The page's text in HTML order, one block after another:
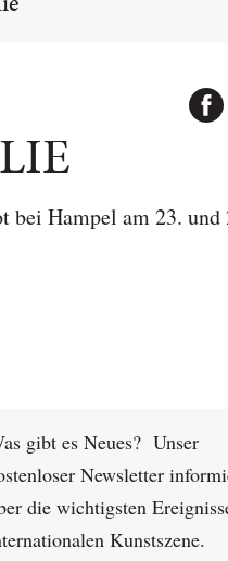
bei Hampel am 23. und
gibt es Neues? Unser
Newsletter
die wichtigsten
Kunstszene.